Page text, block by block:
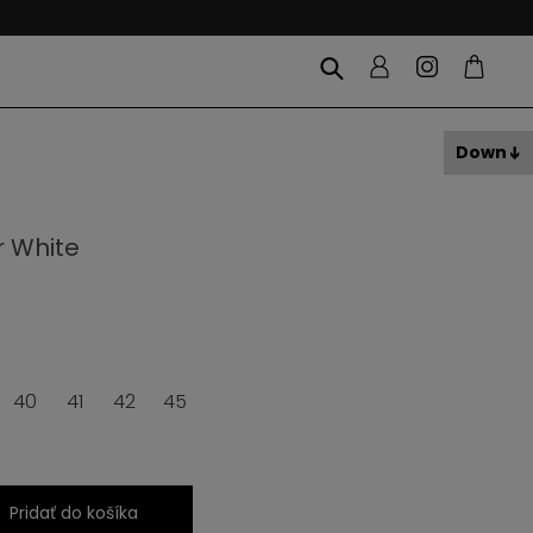
White
40 41 42 45
Pridať do košíka
Down